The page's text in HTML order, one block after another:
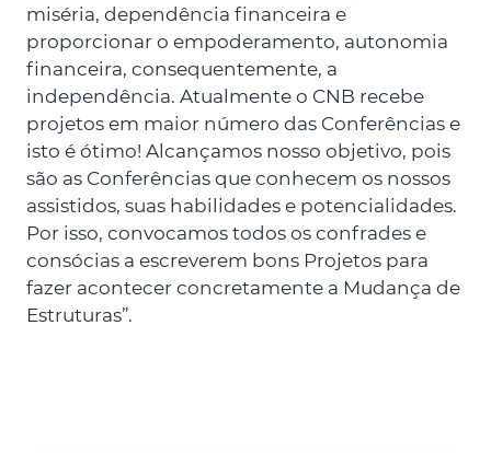
miséria, dependência financeira e
proporcionar o empoderamento, autonomia
financeira, consequentemente, a
independência. Atualmente o CNB recebe
projetos em maior número das Conferências e
isto é ótimo! Alcançamos nosso objetivo, pois
são as Conferências que conhecem os nossos
assistidos, suas habilidades e potencialidades.
Por isso, convocamos todos os confrades e
consócias a escreverem bons Projetos para
fazer acontecer concretamente a Mudança de
Estruturas”.